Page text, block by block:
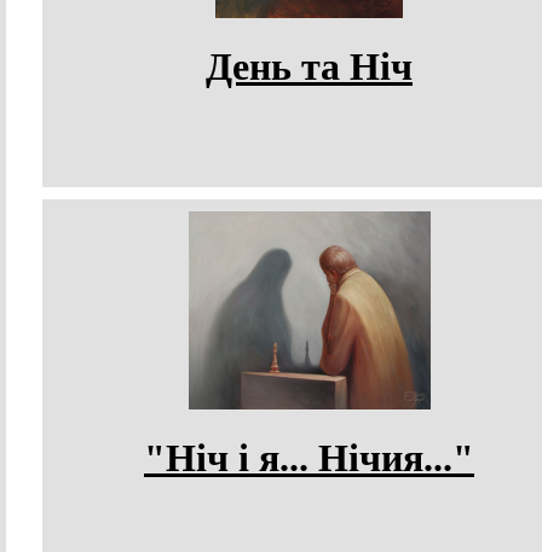
День та Ніч
"Ніч і я... Нічия..."